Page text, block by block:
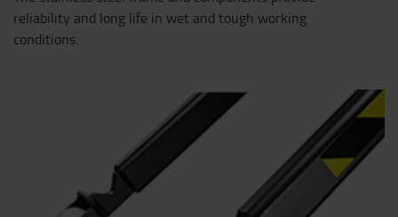
reliability and long life in wet and tough working
conditions.